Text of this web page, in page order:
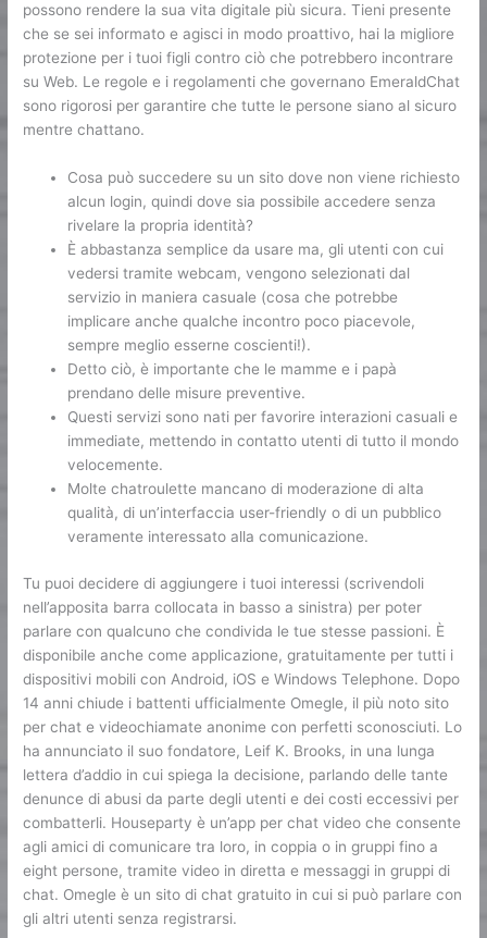
possono rendere la sua vita digitale più sicura. Tieni presente
che se sei informato e agisci in modo proattivo, hai la migliore
protezione per i tuoi figli contro ciò che potrebbero incontrare
su Web. Le regole e i regolamenti che governano EmeraldChat
sono rigorosi per garantire che tutte le persone siano al sicuro
mentre chattano.
Cosa può succedere su un sito dove non viene richiesto
alcun login, quindi dove sia possibile accedere senza
rivelare la propria identità?
È abbastanza semplice da usare ma, gli utenti con cui
vedersi tramite webcam, vengono selezionati dal
servizio in maniera casuale (cosa che potrebbe
implicare anche qualche incontro poco piacevole,
sempre meglio esserne coscienti!).
Detto ciò, è importante che le mamme e i papà
prendano delle misure preventive.
Questi servizi sono nati per favorire interazioni casuali e
immediate, mettendo in contatto utenti di tutto il mondo
velocemente.
Molte chatroulette mancano di moderazione di alta
qualità, di un’interfaccia user-friendly o di un pubblico
veramente interessato alla comunicazione.
Tu puoi decidere di aggiungere i tuoi interessi (scrivendoli
nell’apposita barra collocata in basso a sinistra) per poter
parlare con qualcuno che condivida le tue stesse passioni. È
disponibile anche come applicazione, gratuitamente per tutti i
dispositivi mobili con Android, iOS e Windows Telephone. Dopo
14 anni chiude i battenti ufficialmente Omegle, il più noto sito
per chat e videochiamate anonime con perfetti sconosciuti. Lo
ha annunciato il suo fondatore, Leif K. Brooks, in una lunga
lettera d’addio in cui spiega la decisione, parlando delle tante
denunce di abusi da parte degli utenti e dei costi eccessivi per
combatterli. Houseparty è un’app per chat video che consente
agli amici di comunicare tra loro, in coppia o in gruppi fino a
eight persone, tramite video in diretta e messaggi in gruppi di
chat. Omegle è un sito di chat gratuito in cui si può parlare con
gli altri utenti senza registrarsi.